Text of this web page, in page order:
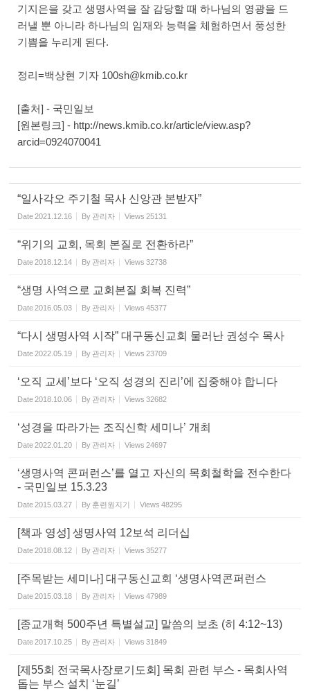
기지은을 갖고 생명사역을 잘 감당할 때 하나님의 영광을 드
러낼 뿐 아니라 하나님의 임재와 능력을 체험하면서 풍성한
기쁨을 누리게 된다.
정리=백상현 기자 100sh@kmib.co.kr
[출처] - 국민일보
[원본링크] - http://news.kmib.co.kr/article/view.asp?
arcid=0924070041
“일사각오 주기철 목사 신앙관 본받자”
Date 2021.12.16 By 관리자 Views 25131
“위기의 교회, 목회 본질로 전환하라”
Date 2018.12.14 By 관리자 Views 32738
“생명 사역으로 교회본질 회복 진력”
Date 2016.05.03 By 관리자 Views 45377
“다시 생명사역 시작” 대구동신교회 물러난 권성수 목사
Date 2022.05.19 By 관리자 Views 23709
‘오직 교세’보다 ‘오직 성경의 진리’에 집중해야 합니다
Date 2018.10.06 By 관리자 Views 32682
‘성경을 따라가는 조직신학 세미나’ 개최
Date 2022.01.20 By 관리자 Views 24697
‘생명사역 콘퍼런스’를 열고 자신의 목회철학을 전수한다
- 국민일보 15.3.23
Date 2015.03.27 By 훈련원지기 Views 48295
[책과 영성] 생명사역 12보석 리더십
Date 2018.08.12 By 관리자 Views 35277
[주목받는 세미나] 대구동신교회 ‘생명사역콘퍼런스
Date 2015.03.18 By 관리자 Views 47989
[종교개혁 500주년 특별설교] 말씀의 보초 (히 4:12~13)
Date 2017.10.25 By 관리자 Views 31849
[제55회 전국목사장로기도회] 목회 관련 부스 - 목회사역
돕는 부스 설치 ‘눈길’